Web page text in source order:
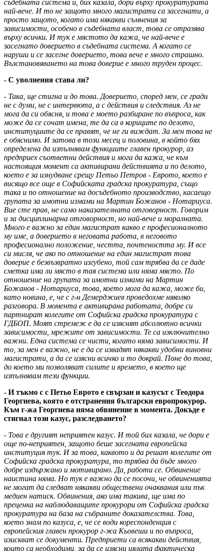
съдебната система и, бих казала, дори върху прокуратурата
най-вече. И то не защото много магистрати са засегнати, а
просто защото, когато има някакви съмнения за
зависимости, особено в съдебната власт, това се отразява
върху всички. И тук е мястото да кажа, че най-вече е
засегнато доверието в съдебната система. А когато се
наруши и се засегне доверието, това вече е много страшно.
Възстановяването на това доверие е много труден процес.
- С уволнения става ли?
- Така, ще стигна и до това. Доверието, според мен, се гради
не с думи, не с интервюта, а с действия и следствия. Аз не
мога да си обясня, и това е моето разбиране по въпроса, как
може да се сочат имена, те да са в кориците по делото,
институциите да се правят, че не ги виждат. За мен това не
е обяснимо. И затова в този месец и половина, в който бях
определена да изпълнявам функциите главен прокурор, аз
предприех съответни действия и мога да кажа, че към
настоящия момент са активирани действията и по делото,
което е за изнудване срещу Петьо Петров - Еврото, което е
висящо все още в Софийската градска прокуратура, също
така и по отношение на досъдебното производство, касаещо
групата за имотни измами на Мартин Божанов - Нотариуса.
Вие сте прав, не само наказателната отговорност. Говорим
и за дисциплинарна отговорност, но най-вече и моралната.
Много е важно за един магистрат какво е професионалното
му име, а доверието в неговата работа, в неговото
професионално положение, честта, почтеността му. И все
си мисля, че ако по отношение на един магистрат това
доверие е безвъзвратно изгубено, той сам трябва да се даде
сметка има ли място в тая система или няма място. По
отношение на групата за имотни измами на Мартин
Божанов - Нотариуса, това, което мога да кажа, може би,
като новина, е, че с г-н Демерджиев проведохме няколко
разговора. В момента е активирана работата, добре си
партнират колегите от Софийска градска прокуратура с
ГДБОП. Моят стремеж е да се изяснят абсолютно всички
зависимости, мрежите от зависимости. Те са изключително
важни. Една система се чисти, когато няма зависимости. И
то, за мен е важно, не е да се извадят някакви удобни виновни
магистрати, а да се изясни всичко и то докрай. Поне до това,
до което ми позволяват силите и времето, в което ще
изпълнявам тези функции.
- И тъкмо с с Петьо Еврото е свързан и казусът с Теодора
Георгиева, която е отстранения български европрокурор.
Към г-жа Георгиева няма обвинение в момента. Докъде е
стигнал този казус, разследването?
- Това е другият неприятен казус. И той бих казала, че дори е
още по-неприятен, защото беше засегната европейска
институция тук. И за това, каквото и да решат колегите от
Софийска градска прокуратура, то трябва да бъде много
добре издържано и мотивирано. Да, работи се. Обвинение
наистина няма. Но тук е важно да се посочи, че обвиненията
не могат да следват някакви обществени очаквания или пък
медиен натиск. Обвинения, ако има такива, ще има по
преценка на наблюдаващите прокурори от Софийска градска
прокуратура на база на събраните доказателства. Това,
което знам по казуса, е, че се води кореспонденция с
европейския главен прокурор г-жа Кьовеши и по въпроса,
изискват се документи. Предприети са всякакви действия,
които са необходими, за да се изясни цялата фактическа